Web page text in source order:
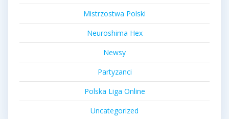
Mistrzostwa Polski
Neuroshima Hex
Newsy
Partyzanci
Polska Liga Online
Uncategorized